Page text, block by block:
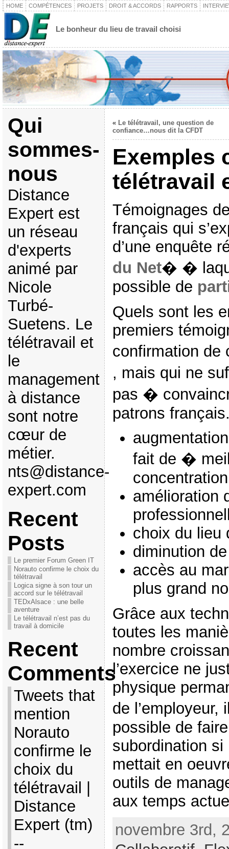
HOME COMPÉTENCES PROJETS DROIT & ACCORDS RAPPORTS
Le bonheur du lieu de travail choisi
Qui
sommes-
nous
Distance
Expert est
un réseau
d'experts
animé par
Nicole
Turbé-
Suetens. Le
télétravail et
le
management
à distance
sont notre
cœur de
métier.
nts@distance-
expert.com
Recent
Posts
Le premier Forum Green IT
Norauto confirme le choix du
télétravail
Logica signe à son tour un
accord sur le télétravail
TEDxAlsace : une belle
aventure
Le télétravail n’est pas du
travail à domicile
Recent
Comments
Tweets that
mention
Norauto
confirme le
choix du
télétravail |
Distance
Expert (tm)
--
« Le télétravail, une question de
confiance…nous dit la CFDT
Exemples
télétravail
Témoignages
français qui
d’une enquête
du Net� �
possible de
Quels sont les
premiers
confirmation de
, mais qui ne
pas �
patrons
fait de �
concentration
amélioration
choix du lieu
diminution
accès au
plus grand
Grâce aux
toutes les
nombre
l’exercice ne
physique
de
possible de
subordination
mettait en
outils de
aux temps
novembre 3rd,